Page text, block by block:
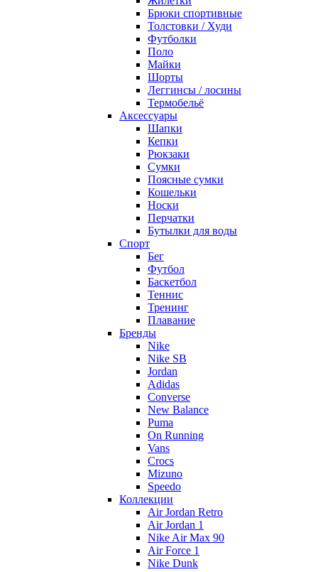
Брюки спортивные
Толстовки / Худи
Футболки
Поло
Майки
Шорты
Леггинсы / лосины
Термобельё
Аксессуары
Шапки
Кепки
Рюкзаки
Сумки
Поясные сумки
Кошельки
Носки
Перчатки
Бутылки для воды
Спорт
Бег
Футбол
Баскетбол
Теннис
Тренинг
Плавание
Бренды
Nike
Nike SB
Jordan
Adidas
Converse
New Balance
Puma
On Running
Vans
Crocs
Mizuno
Speedo
Коллекции
Air Jordan Retro
Air Jordan 1
Nike Air Max 90
Air Force 1
Nike Dunk